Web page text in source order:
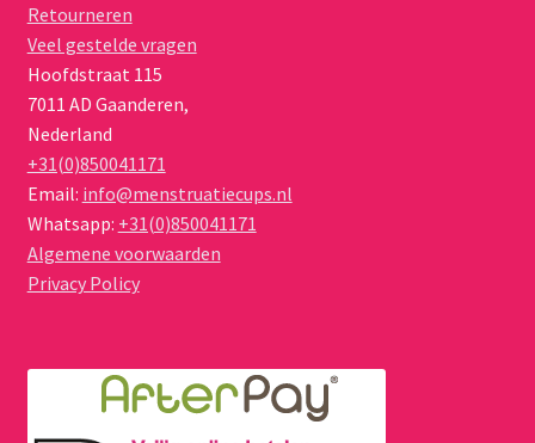
Retourneren
Veel gestelde vragen
Hoofdstraat 115
7011 AD Gaanderen,
Nederland
+31(0)850041171
Email: info@menstruatiecups.nl
Whatsapp: +31(0)850041171
Algemene voorwaarden
Privacy Policy